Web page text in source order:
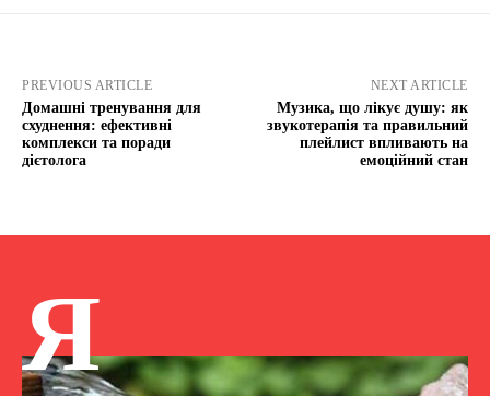
PREVIOUS ARTICLE
Домашні тренування для
схуднення: ефективні
комплекси та поради
дієтолога
NEXT ARTICLE
Музика, що лікує душу: як
звукотерапія та правильний
плейлист впливають на
емоційний стан
Я